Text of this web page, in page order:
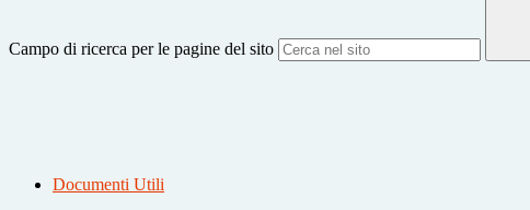
Campo di ricerca per le pagine del sito
Documenti Utili